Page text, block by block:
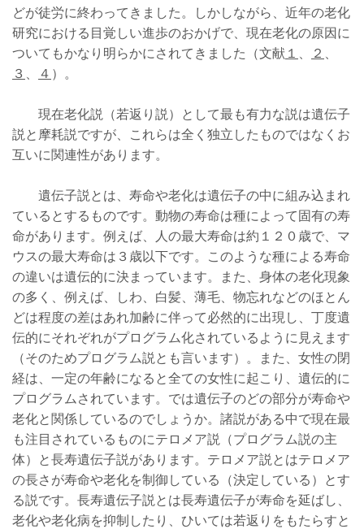
どが徒労に終わってきました。しかしながら、近年の老化
研究における目覚しい進歩のおかげで、現在老化の原因に
ついてもかなり明らかにされてきました（文献 １ ２
３
４ ）。
現在老化説（若返り説）として最も有力な説は遺伝子
説と摩耗説ですが、これらは全く独立したものではなくお
互いに関連性があります。
遺伝子説とは、寿命や老化は遺伝子の中に組み込まれ
ているとするものです。動物の寿命は種によって固有の寿
命があります。例えば、人の最大寿命は約１２０歳で、マ
ウスの最大寿命は３歳以下です。このような種による寿命
の違いは遺伝的に決まっています。また、身体の老化現象
の多く、例えば、しわ、白髪、薄毛、物忘れなどのほとん
どは程度の差はあれ加齢に伴って必然的に出現し、丁度遺
伝的にそれぞれがプログラム化されているように見えます
（そのためプログラム説とも言います）。また、女性の閉
経は、一定の年齢になると全ての女性に起こり、遺伝的に
プログラムされています。では遺伝子のどの部分が寿命や
老化と関係しているのでしょうか。諸説がある中で現在最
も注目されているものにテロメア説（プログラム説の主
体）と長寿遺伝子説があります。テロメア説とはテロメア
の長さが寿命や老化を制御している（決定している）とす
る説です。長寿遺伝子説とは長寿遺伝子が寿命を延ばし、
老化や老化病を抑制したり、ひいては若返りをもたらすと